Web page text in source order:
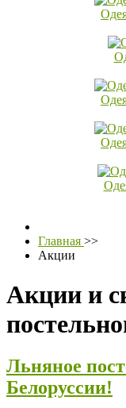
Главная >>
Акции
Акции и
Льняное
Белоруссии!